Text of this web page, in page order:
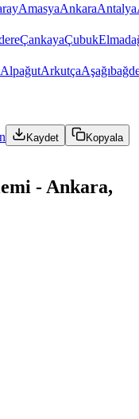
AmasyaAnkaraAntalya
ÇankayaÇubuk
AlpağutArkutça
Kaydet Kopyala
- Ankara,